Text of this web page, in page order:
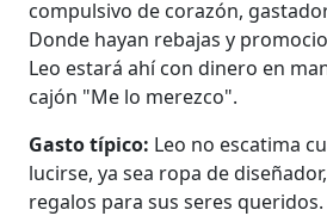
compulsivo de corazón,
Donde hayan rebajas y
Leo estará ahí con dinero en
cajón "Me lo merezco".
Gasto típico: Leo no escatima
lucirse, ya sea ropa de
regalos para sus seres queridos.